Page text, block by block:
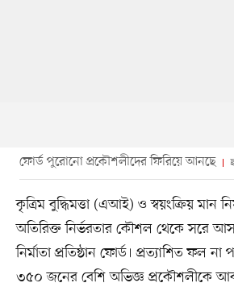
ফোর্ড পুরোনো প্রকৌশলীদের ফিরিয়ে আনছে
কৃত্রিম বুদ্ধিমত্তা (এআই) ও স্বয়ংক্রিয় মান
অতিরিক্ত নির্ভরতার কৌশল থেকে সরে
নির্মাতা প্রতিষ্ঠান ফোর্ড। প্রত্যাশিত ফল
৩৫০ জনের বেশি অভিজ্ঞ প্রকৌশলীকে